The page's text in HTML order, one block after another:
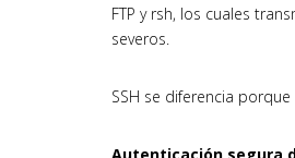
FTP y rsh, los cuales
severos.
SSH se diferencia